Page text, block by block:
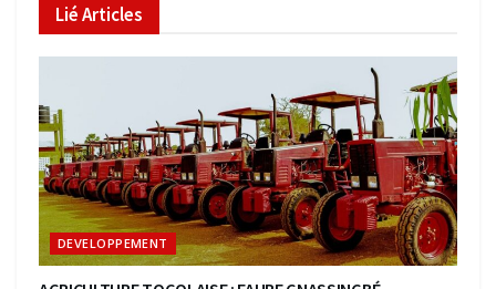
LiéArticles
DEVELOPPEMENT